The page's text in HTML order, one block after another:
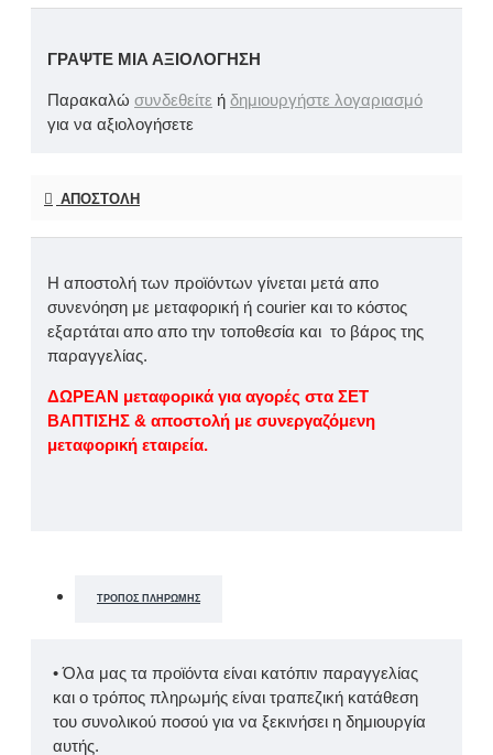
ΓΡΆΨΤΕ ΜΙΑ ΑΞΙΟΛΌΓΗΣΗ
Παρακαλώ συνδεθείτε ή δημιουργήστε λογαριασμό
για να αξιολογήσετε
ΑΠΟΣΤΟΛΉ
Η αποστολή των προϊόντων γίνεται μετά απο
συνενόηση με μεταφορική ή courier και το κόστος
εξαρτάται απο απο την τοποθεσία και το βάρος της
παραγγελίας.
ΔΩΡΕΑΝ μεταφορικά για αγορές στα ΣΕΤ
ΒΑΠΤΙΣΗΣ & αποστολή με συνεργαζόμενη
μεταφορική εταιρεία.
ΤΡΌΠΟΣ ΠΛΗΡΩΜΉΣ
• Όλα μας τα προϊόντα είναι κατόπιν παραγγελίας
και ο τρόπος πληρωμής είναι τραπεζική κατάθεση
του συνολικού ποσού για να ξεκινήσει η δημιουργία
αυτής.